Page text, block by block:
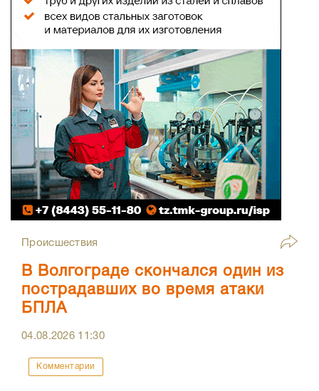
Происшествия
В Волгограде скончался один из
пострадавших во время атаки
БПЛА
04.08.2026 11:30
Комментарии